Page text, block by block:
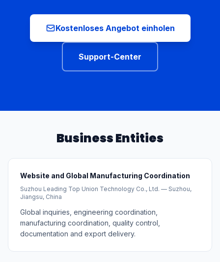
Kostenloses Angebot einholen
Support-Center
Business Entities
Website and Global Manufacturing Coordination
Suzhou Leading Top Union Technology Co., Ltd. — Suzhou,
Jiangsu, China
Global inquiries, engineering coordination,
manufacturing coordination, quality control,
documentation and export delivery.